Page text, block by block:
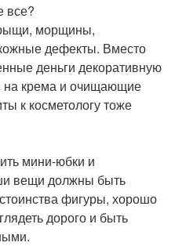
все?
морщины,
дефекты. Вместо
деньги декоративную
на крема и очищающие
к косметологу тоже
мини-юбки и
вещи должны быть
фигуры, хорошо
дорого и быть